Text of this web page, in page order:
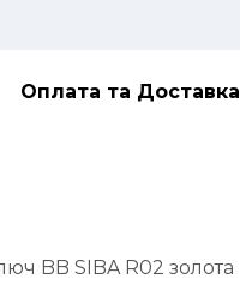
Оплата та Доставка
BB SIBA R02 золота